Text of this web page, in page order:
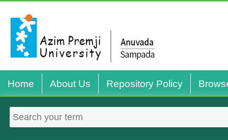
Home About Us Repository Policy